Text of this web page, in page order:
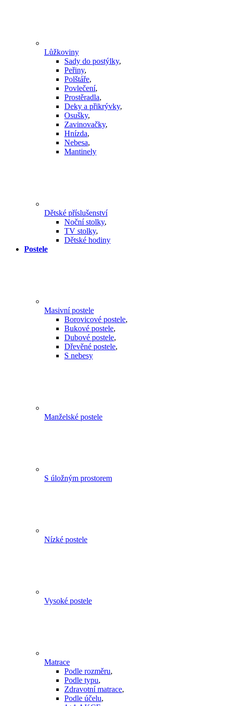
Lůžkoviny
Sady do postýlky,
Peřiny,
Polštáře,
Povlečení,
Prostěradla,
Deky a přikrývky,
Osušky,
Zavinovačky,
Hnízda,
Nebesa,
Mantinely
Dětské příslušenství
Noční stolky,
TV stolky,
Dětské hodiny
Postele
Masivní postele
Borovicové postele,
Bukové postele,
Dubové postele,
Dřevěné postele,
S nebesy
Manželské postele
S úložným prostorem
Nízké postele
Vysoké postele
Matrace
Podle rozměru,
Podle typu,
Zdravotní matrace,
Podle účelu,